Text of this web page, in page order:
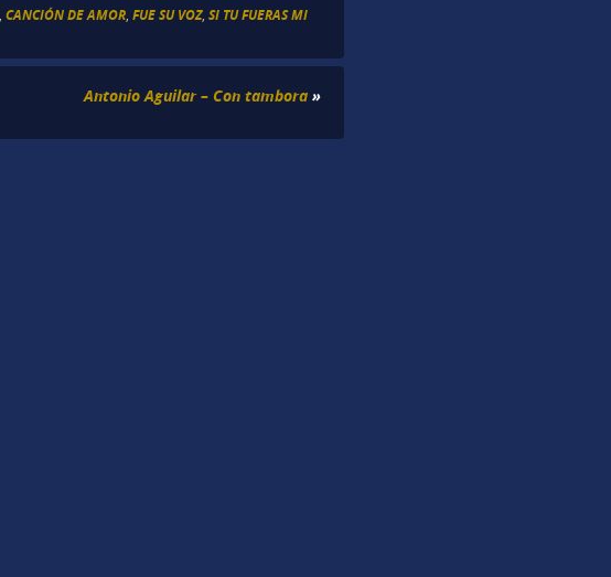
,CANCIÓN DE AMOR ,FUE SU VOZ,SI TU FUERAS MI
Antonio Aguilar – Con tambora »